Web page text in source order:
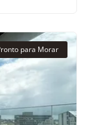
para Morar